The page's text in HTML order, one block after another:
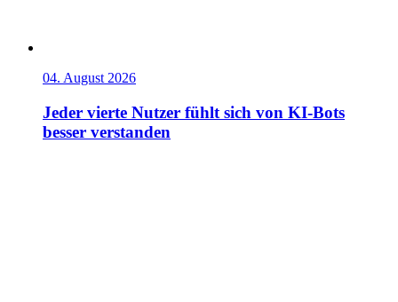
04. August 2026
Jeder vierte Nutzer fühlt sich von KI-Bots
besser verstanden